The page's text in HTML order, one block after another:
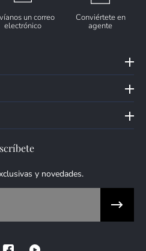
un correo
electrónico
Conviértete en
agente
y novedades.